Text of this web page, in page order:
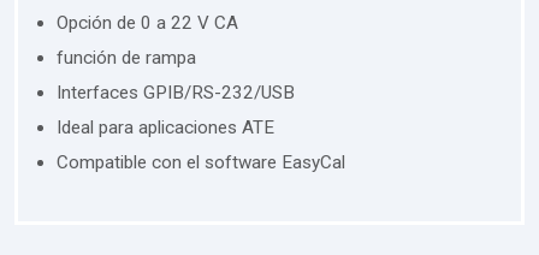
Opción de 0 a 22 V CA
función de rampa
Interfaces GPIB/RS-232/USB
Ideal para aplicaciones ATE
Compatible con el software EasyCal